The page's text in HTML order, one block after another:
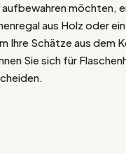
aufbewahren möchten,
aus Holz oder
Ihre Schätze aus dem
Sie sich für